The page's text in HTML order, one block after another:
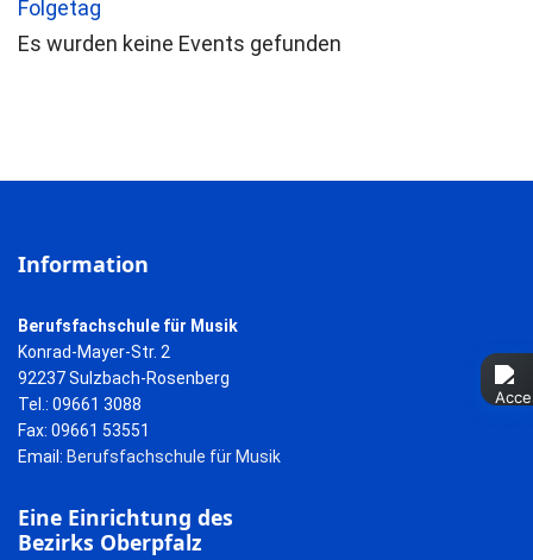
Folgetag
Es wurden keine Events gefunden
Information
Berufsfachschule für Musik
Konrad-Mayer-Str. 2
92237 Sulzbach-Rosenberg
Tel.: 09661 3088
Fax: 09661 53551
Email: Berufsfachschule für Musik
Eine Einrichtung des
Bezirks Oberpfalz